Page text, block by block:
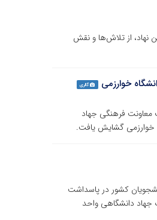
نهاد، از تلاش‌ها و نقش
خوارزمی گالری
معاونت فرهنگی جهاد
کشور در پاسداشت
انتشارات جهاد دانشگاهی واحد